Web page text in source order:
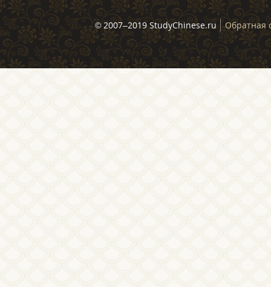
© 2007–2019 StudyChinese.ru Обратная